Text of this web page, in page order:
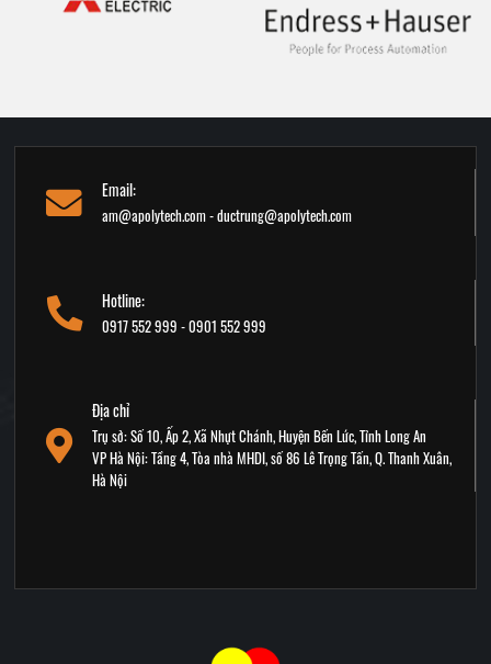
Email:
am@apolytech.com - ductrung@apolytech.com
Hotline:
0917 552 999 - 0901 552 999
Địa chỉ
Trụ sở: Số 10, Ấp 2, Xã Nhựt Chánh, Huyện Bến Lức, Tỉnh Long An
VP Hà Nội: Tầng 4, Tòa nhà MHDI, số 86 Lê Trọng Tấn, Q. Thanh Xuân,
Hà Nội